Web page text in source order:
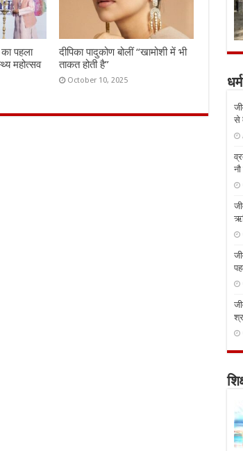
पहला
महोत्सव
दीपिका पादुकोण बोलीं “खामोशी में भी
ताकत होती है”
October 10, 2025 धर्म
से